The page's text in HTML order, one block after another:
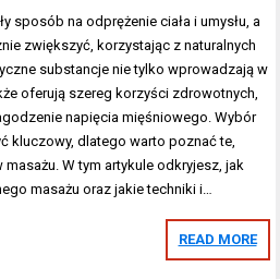
sposób na odprężenie ciała i umysłu, a
zwiększyć, korzystając z naturalnych
substancje nie tylko wprowadzają w
oferują szereg korzyści zdrowotnych,
napięcia mięśniowego. Wybór
kluczowy, dlatego warto poznać te,
W tym artykule odkryjesz, jak
masażu oraz jakie techniki i…
READ MORE